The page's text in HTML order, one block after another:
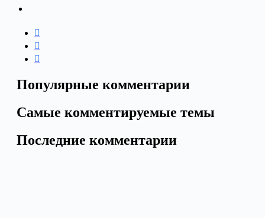
Популярные комментарии
Самые комментируемые темы
Последние комментарии